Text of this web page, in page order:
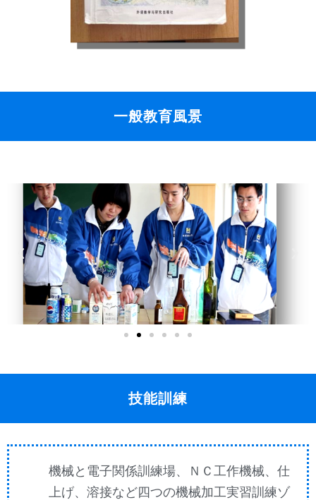
一般教育風景
技能訓練
機械と電子関係訓練場、ＮＣ工作機械、仕
上げ、溶接など四つの機械加工実習訓練ゾ